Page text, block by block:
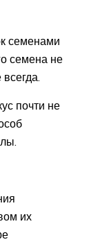
семенами
семена не
почти не
их